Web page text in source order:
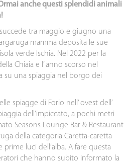
anche questi splendidi animali
tra maggio e giugno una
mamma deposita le sue
verde Ischia. Nel 2022 per la
Chiaia e l’ anno scorso nel
su una spiaggia nel borgo dei
spiagge di Forio nell’ ovest dell’
dell’impiccato, a pochi metri
Seasons Lounge Bar & Restaurant
della categoria Caretta-caretta
prime luci dell’alba. A fare questa
che hanno subito informato la